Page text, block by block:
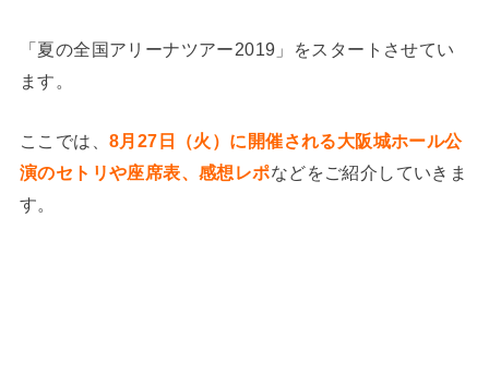
「夏の全国アリーナツアー2019」をスタートさせてい
ます。
ここでは、 8月27日（火）に開催される大阪城ホール公
演のセトリや座席表、感想レポなどをご紹介していきま
す。